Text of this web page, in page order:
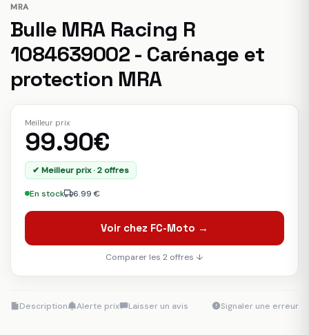
MRA
Bulle MRA Racing R
1084639002 - Carénage et
protection MRA
Meilleur prix
99.90€
✔ Meilleur prix · 2 offres
En stock 6.99 €
Voir chez FC-Moto →
Comparer les 2 offres ↓
Description Alerte prix Laisser un avis Signaler une erreur